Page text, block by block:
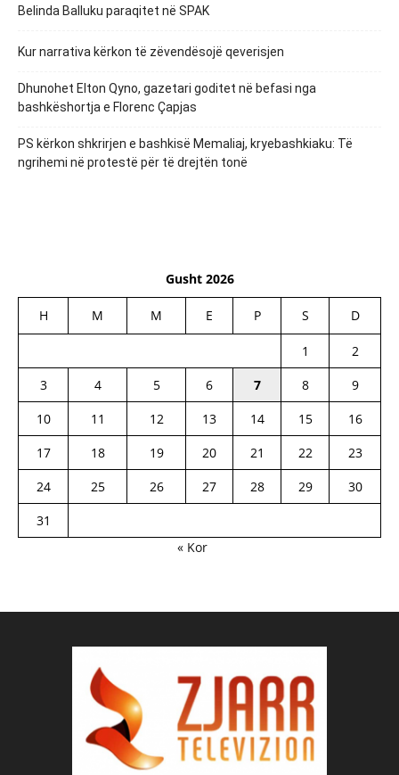
Belinda Balluku paraqitet në SPAK
Kur narrativa kërkon të zëvendësojë qeverisjen
Dhunohet Elton Qyno, gazetari goditet në befasi nga
bashkëshortja e Florenc Çapjas
PS kërkon shkrirjen e bashkisë Memaliaj, kryebashkiaku: Të
ngrihemi në protestë për të drejtën tonë
Gusht 2026
H M M E P S D
1
2
3
4 5 6 7 8
9
10
11 12 13 14 15
16
17
18 19 20 21 22
23
24
25 26 27 28 29
30
31
« Kor